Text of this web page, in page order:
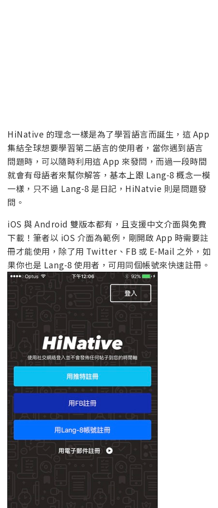
HiNative 的理念一樣是為了學習語言而誕生，這 App
集結全球想要學習第二語言的使用者，當你遇到語言
問題時，可以隨時利用這 App 來發問，而過一段時間
就會有母語者來幫你解答，基本上跟 Lang-8 概念一模
一樣，只不過 Lang-8 是日記，HiNatvie 則是問題發
問。
iOS 與 Android 雙版本都有，且支援中文介面與免費
下載！筆者以 iOS 介面為範例，剛開啟 App 時需要註
冊才能使用，除了用 Twitter、FB 或 E-Mail 之外，如
果你也是 Lang-8 使用者，可用同個帳號來快速註冊。